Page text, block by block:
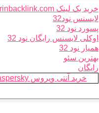
خرید بک لینک behtarinbacklink.com
لایسنس نود32
پسورد نود 32
اوکلی لایسنس رایگان نود 32
همیار نود 32
بهترین سئو
رایگان
خرید آنتی ویروس Kaspersky